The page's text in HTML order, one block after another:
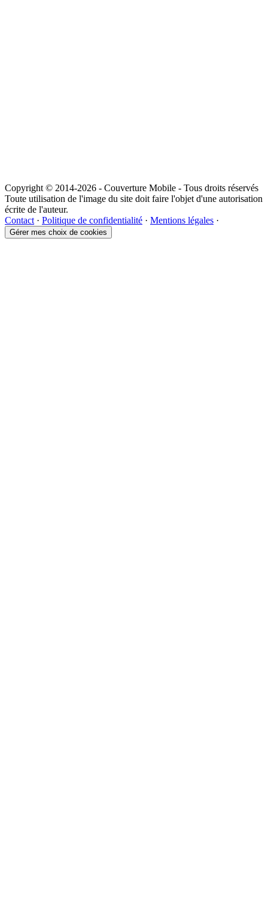
Copyright © 2014-2026 - Couverture Mobile - Tous droits réservés
Toute utilisation de l'image du site doit faire l'objet d'une autorisation
écrite de l'auteur.
Contact · Politique de confidentialité · Mentions légales ·
Gérer mes choix de cookies